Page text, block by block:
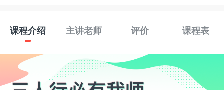
课程介绍 主讲老师 评价 课程表